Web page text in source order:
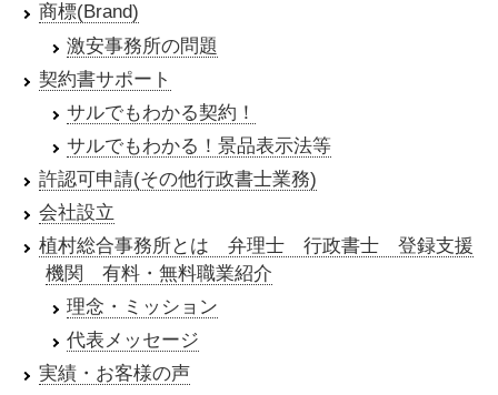
商標(Brand)
激安事務所の問題
契約書サポート
サルでもわかる契約！
サルでもわかる！景品表示法等
許認可申請(その他行政書士業務)
会社設立
植村総合事務所とは 弁理士 行政書士 登録支援
機関 有料・無料職業紹介
理念・ミッション
代表メッセージ
実績・お客様の声